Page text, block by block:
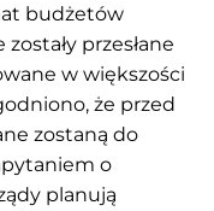
budżetów
przesłane
w większości
że przed
zostaną do
o
planują